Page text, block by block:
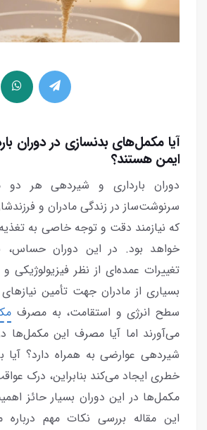
آیا مکمل‌های بدنسازی در دوران
ایمن هستند؟
دوران بارداری و شیردهی هر دو
سرنوشت‌ساز در زندگی مادران و
که نیازمند دقت و توجه خاصی به
خواهد بود. در این دوران حساس،
تغییرات عمده‌ای از نظر
بسیاری از مادران جهت تأمین
سطح انرژی و استقامت، به مصرف
می‌آورند اما آیا مصرف این مکمل‌ها
شیردهی عوارضی به همراه دارد؟ آیا
خطری ایجاد می‌کند بنابراین، درک
مکمل‌ها در این دوران بسیار حائز
این مقاله بررسی نکات مهم